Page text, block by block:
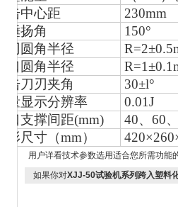
打击中心距
230mm
摆锤扬角
150°
刀刃圆角半径
R=2
钳口圆角半径
R=1
冲击刀刃夹角
30±l°
能量显示分辨率
0.01J
钳口支撑间距(mm)
40、60
外形尺寸（mm）
420
用户详看技术参数选用适合您所需功能
如果你对XJJ-50试验机系列跨入塑料